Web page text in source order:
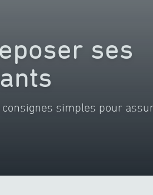
ses
simples pour